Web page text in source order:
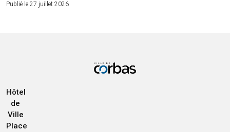
Publié le 27 juillet 2026
Hôtel
de
Ville
Place